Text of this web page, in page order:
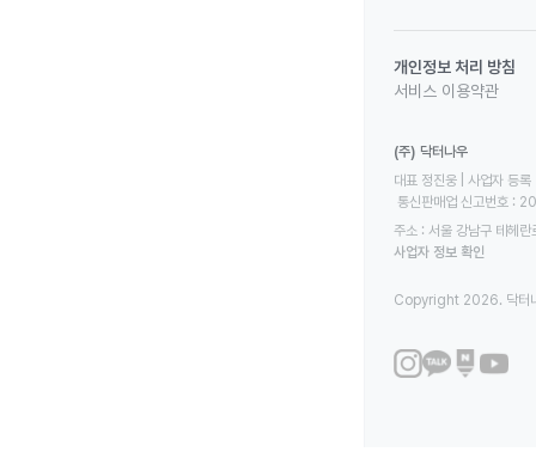
개인정보 처리 방침
서비스 이용약관
(주) 닥터나우
대표 정진웅 | 사업자
통신판매업 신고번호
주소 : 서울 강남구 테헤
사업자 정보 확인
Copyright 2026. 닥터